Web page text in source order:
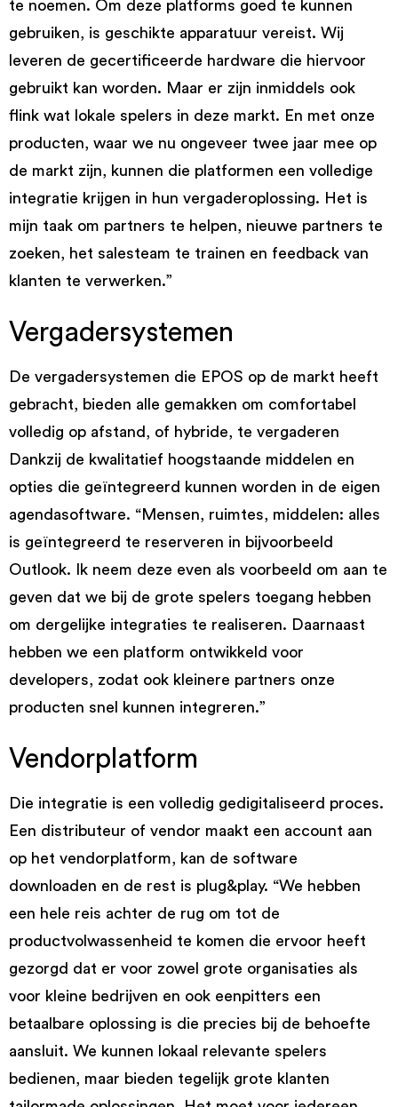
te noemen. Om deze platforms goed te kunnen
gebruiken, is geschikte apparatuur vereist. Wij
leveren de gecertificeerde hardware die hiervoor
gebruikt kan worden. Maar er zijn inmiddels ook
flink wat lokale spelers in deze markt. En met onze
producten, waar we nu ongeveer twee jaar mee op
de markt zijn, kunnen die platformen een volledige
integratie krijgen in hun vergaderoplossing. Het is
mijn taak om partners te helpen, nieuwe partners te
zoeken, het salesteam te trainen en feedback van
klanten te verwerken.”
Vergadersystemen
De vergadersystemen die EPOS op de markt heeft
gebracht, bieden alle gemakken om comfortabel
volledig op afstand, of hybride, te vergaderen
Dankzij de kwalitatief hoogstaande middelen en
opties die geïntegreerd kunnen worden in de eigen
agendasoftware. “Mensen, ruimtes, middelen: alles
is geïntegreerd te reserveren in bijvoorbeeld
Outlook. Ik neem deze even als voorbeeld om aan te
geven dat we bij de grote spelers toegang hebben
om dergelijke integraties te realiseren. Daarnaast
hebben we een platform ontwikkeld voor
developers, zodat ook kleinere partners onze
producten snel kunnen integreren.”
Vendorplatform
Die integratie is een volledig gedigitaliseerd proces.
Een distributeur of vendor maakt een account aan
op het vendorplatform, kan de software
downloaden en de rest is plug&play. “We hebben
een hele reis achter de rug om tot de
productvolwassenheid te komen die ervoor heeft
gezorgd dat er voor zowel grote organisaties als
voor kleine bedrijven en ook eenpitters een
betaalbare oplossing is die precies bij de behoefte
aansluit. We kunnen lokaal relevante spelers
bedienen, maar bieden tegelijk grote klanten